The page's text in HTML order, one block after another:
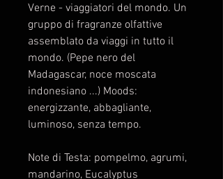
Verne - viaggiatori del mondo. Un
gruppo di fragranze olfattive
assemblato da viaggi in tutto il
mondo. (Pepe nero del
Madagascar, noce moscata
indonesiano ...) Moods:
energizzante, abbagliante,
luminoso, senza tempo.
Note di Testa: pompelmo, agrumi,
mandarino, Eucalyptus